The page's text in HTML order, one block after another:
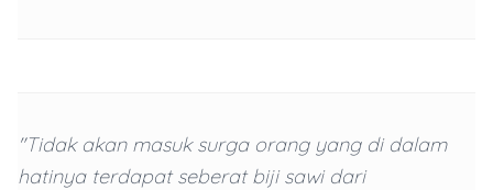
"Tidak akan masuk surga orang yang di dalam
hatinya terdapat seberat biji sawi dari